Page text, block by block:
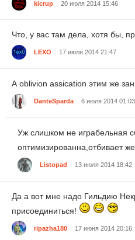
kicrup 20 июля 2014 15:46
Что, у вас там дела, хотя бы,
LEXO 17 июля 2014 21:47
А oblivion assication этим же
DanteSparda 6 июля 2014 01:03
Уж слишком не играбельная
оптимизированна,отбивает
Listopad 13 июля 2014 18:42
Да а вот мне надо Гильдию
присоединиться!
ripazha180 17 июня 2014 20:16